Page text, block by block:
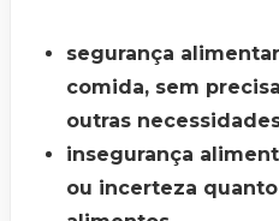
segurança
comida, sem
outras
insegurança
ou incerteza